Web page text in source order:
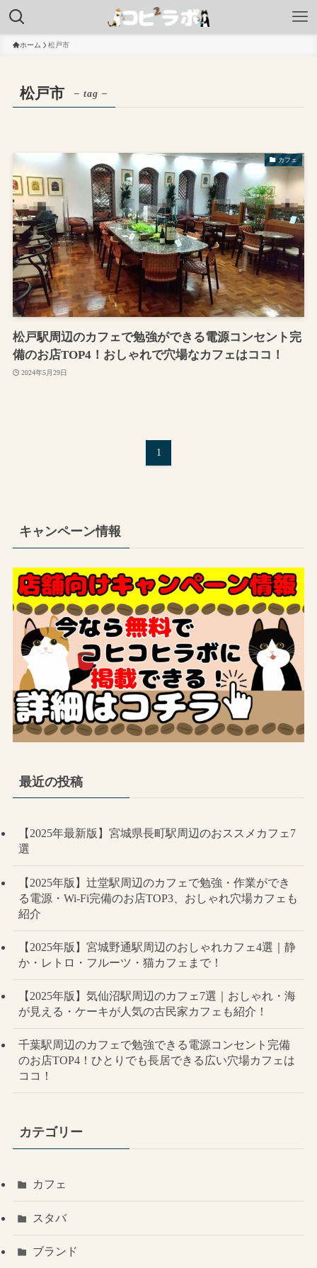
ホーム 松戸市
松戸市 – tag –
カフェ
松戸駅周辺のカフェで勉強ができる電源コンセント完
備のお店TOP4！おしゃれで穴場なカフェはココ！
2024年5月29日
1
キャンペーン情報
最近の投稿
【2025年最新版】宮城県長町駅周辺のおススメカフェ7
選
【2025年版】辻堂駅周辺のカフェで勉強・作業ができ
る電源・Wi-Fi完備のお店TOP3、おしゃれ穴場カフェも
紹介
【2025年版】宮城野通駅周辺のおしゃれカフェ4選｜静
か・レトロ・フルーツ・猫カフェまで！
【2025年版】気仙沼駅周辺のカフェ7選｜おしゃれ・海
が見える・ケーキが人気の古民家カフェも紹介！
千葉駅周辺のカフェで勉強できる電源コンセント完備
のお店TOP4！ひとりでも長居できる広い穴場カフェは
ココ！
カテゴリー
カフェ
スタバ
ブランド